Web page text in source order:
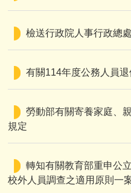
檢送行政院人事行政總
有關114年度公務人員
勞動部有關寄養家庭、
規定
轉知有關教育部重申公
校外人員調查之適用原則一